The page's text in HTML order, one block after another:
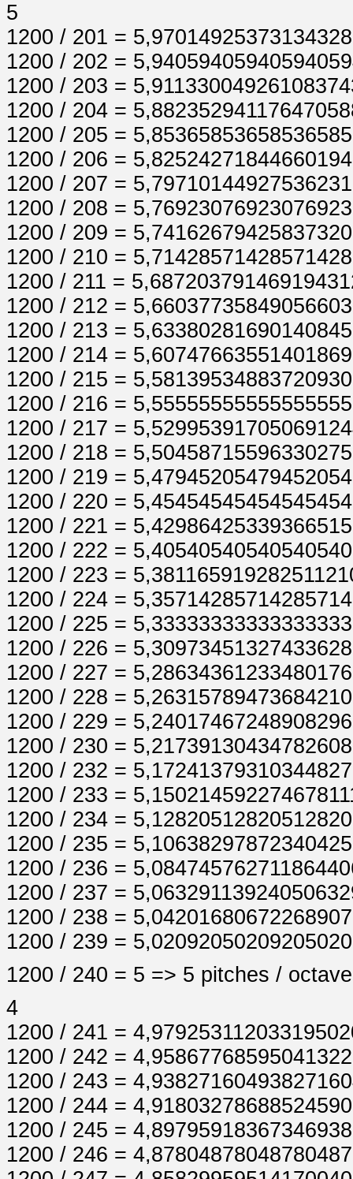
5
1200 / 201 =
1200 / 202 =
1200 / 203 =
1200 / 204 =
1200 / 205 =
1200 / 206 =
1200 / 207 =
1200 / 208 =
1200 / 209 =
1200 / 210 =
1200 / 211 =
1200 / 212 =
1200 / 213 =
1200 / 214 =
1200 / 215 =
1200 / 216 =
1200 / 217 =
1200 / 218 =
1200 / 219 =
1200 / 220 =
1200 / 221 =
1200 / 222 =
1200 / 223 =
1200 / 224 =
1200 / 225 =
1200 / 226 =
1200 / 227 =
1200 / 228 =
1200 / 229 =
1200 / 230 =
1200 / 232 =
1200 / 233 =
1200 / 234 =
1200 / 235 =
1200 / 236 =
1200 / 237 =
1200 / 238 =
1200 / 239 =
1200 / 240 = 5 => 5 pitches / octave
4
1200 / 241 =
1200 / 242 =
1200 / 243 =
1200 / 244 =
1200 / 245 =
1200 / 246 =